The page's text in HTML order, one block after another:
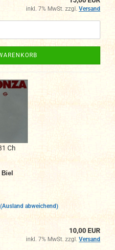
inkl. 7% MwSt. zzgl. Versand
Ch
(Ausland abweichend)
10,00 EUR
inkl. 7% MwSt. zzgl. Versand